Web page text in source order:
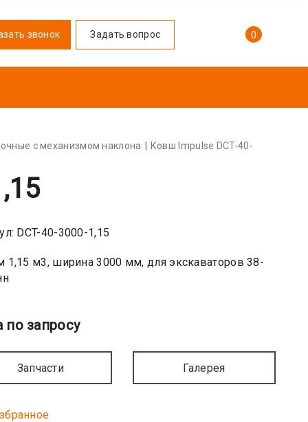
звонок Задать вопрос 0
с механизмом наклона
Ковш Impulse DCT-40-
DCT-40-3000-1,15
1,15 м3, ширина 3000 мм, для экскаваторов 38-
по запросу
Запчасти Галерея